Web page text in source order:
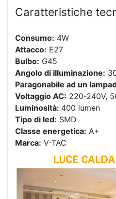
Caratteristiche
Consumo: 4W
Attacco: E27
Bulbo: G45
Angolo di illuminazione:
Paragonabile ad un
Voltaggio AC: 220-240V,
Luminosità: 400 lumen
Tipo di led: SMD
Classe energetica: A+
Marca: V-TAC